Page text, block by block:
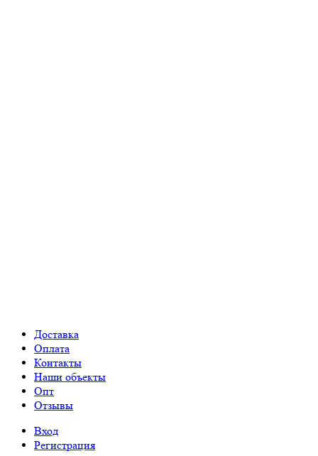
Доставка
Оплата
Контакты
Наши объекты
Опт
Отзывы
Вход
Регистрация